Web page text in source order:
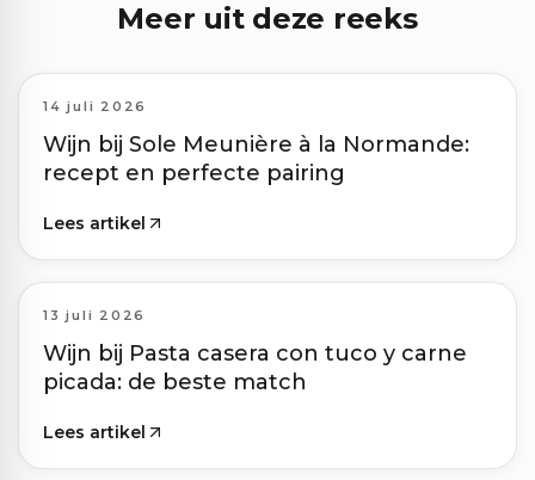
Meer uit deze reeks
14 juli 2026
Wijn bij Sole Meunière à la Normande:
recept en perfecte pairing
Lees artikel
13 juli 2026
Wijn bij Pasta casera con tuco y carne
picada: de beste match
Lees artikel